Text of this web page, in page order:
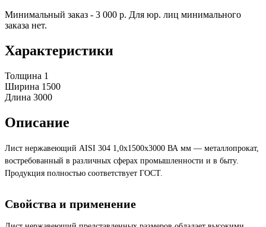
Минимальный заказ - 3 000 р. Для юр. лиц минимального
заказа нет.
Характеристики
Толщина 1
Ширина 1500
Длина 3000
Описание
Лист нержавеющий AISI 304 1,0х1500х3000 ВА мм — металлопрокат,
востребованный в различных сферах промышленности и в быту.
Продукция полностью соответствует ГОСТ.
Свойства и применение